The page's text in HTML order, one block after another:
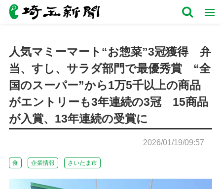
人気マミーマート“お惣菜”3冠獲得 弁
当、すし、サラダ部門で最優秀賞 “全
国のスーパー”から1万5千以上の商品
がエントリーも3年連続の3冠 15商品
が入賞、13年連続の受賞に
2026/01/19/09:57
食 企業情報 さいたま市